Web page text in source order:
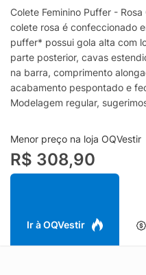
Colete Feminino Puffer -
colete rosa é confeccionado
puffer* possui gola alta com
parte posterior, cavas
na barra, comprimento
acabamento pespontado e
Modelagem regular,
mãoComposição: 90%
Lauf* Puffer: peça com
Menor preço na loja OQVestir
R$ 308,90
Ir à OQVestir